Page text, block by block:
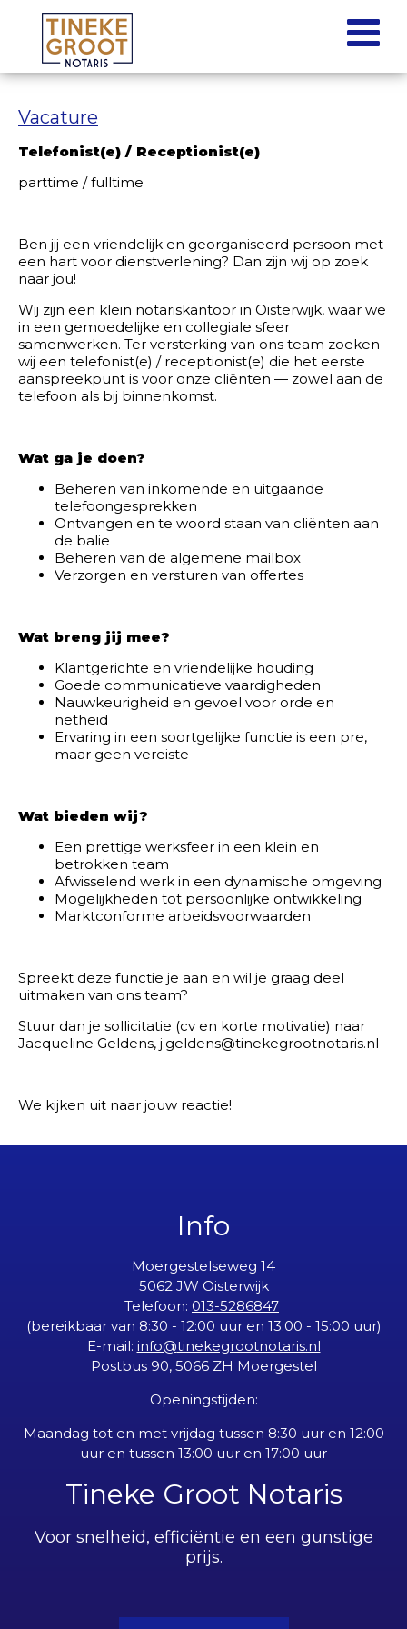
Vacature
Telefonist(e) / Receptionist(e)
parttime / fulltime
Ben jij een vriendelijk en georganiseerd persoon met
een hart voor dienstverlening? Dan zijn wij op zoek
naar jou!
Wij zijn een klein notariskantoor in Oisterwijk, waar we
in een gemoedelijke en collegiale sfeer
samenwerken. Ter versterking van ons team zoeken
wij een telefonist(e) / receptionist(e) die het eerste
aanspreekpunt is voor onze cliënten — zowel aan de
telefoon als bij binnenkomst.
Wat ga je doen?
Beheren van inkomende en uitgaande
telefoongesprekken
Ontvangen en te woord staan van cliënten aan
de balie
Beheren van de algemene mailbox
Verzorgen en versturen van offertes
Wat breng jij mee?
Klantgerichte en vriendelijke houding
Goede communicatieve vaardigheden
Nauwkeurigheid en gevoel voor orde en
netheid
Ervaring in een soortgelijke functie is een pre,
maar geen vereiste
Wat bieden wij?
Een prettige werksfeer in een klein en
betrokken team
Afwisselend werk in een dynamische omgeving
Mogelijkheden tot persoonlijke ontwikkeling
Marktconforme arbeidsvoorwaarden
Spreekt deze functie je aan en wil je graag deel
uitmaken van ons team?
Stuur dan je sollicitatie (cv en korte motivatie) naar
Jacqueline Geldens, j.geldens@tinekegrootnotaris.nl
We kijken uit naar jouw reactie!
Info
Moergestelseweg 14
5062 JW Oisterwijk
Telefoon: 013-5286847
(bereikbaar van 8:30 - 12:00 uur en 13:00 - 15:00 uur)
E-mail: info@tinekegrootnotaris.nl
Postbus 90, 5066 ZH Moergestel
Openingstijden:
Maandag tot en met vrijdag tussen 8:30 uur en 12:00
uur en tussen 13:00 uur en 17:00 uur
Tineke Groot Notaris
Voor snelheid, efficiëntie en een gunstige
prijs.